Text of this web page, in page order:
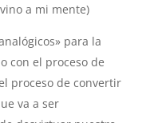
a mi mente)
para la
con el proceso de
proceso de convertir
va a ser